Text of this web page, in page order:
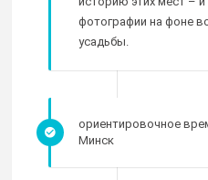
фотографии на фоне
усадьбы.
ориентировочное
Минск